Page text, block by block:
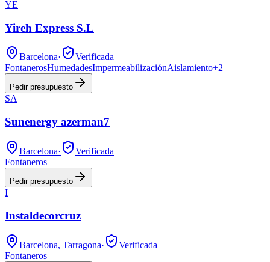
YE
Yireh Express S.L
Barcelona·
Verificada
FontanerosHumedadesImpermeabilizaciónAislamiento+2
Pedir presupuesto
SA
Sunenergy azerman7
Barcelona·
Verificada
Fontaneros
Pedir presupuesto
I
Instaldecorcruz
Barcelona, Tarragona·
Verificada
Fontaneros